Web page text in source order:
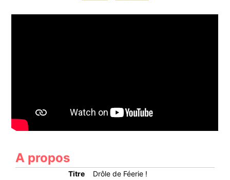
A propos
Titre Drôle de Féerie !